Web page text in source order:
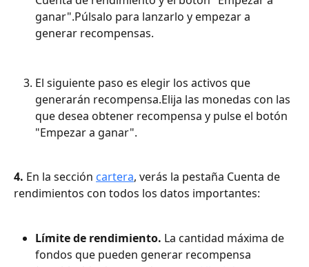
ganar".Púlsalo para lanzarlo y empezar a
generar recompensas.
El siguiente paso es elegir los activos que
generarán recompensa.Elija las monedas con las
que desea obtener recompensa y pulse el botón
"Empezar a ganar".
4. En la sección cartera, verás la pestaña Cuenta de
rendimientos con todos los datos importantes:
Límite de rendimiento. La cantidad máxima de
fondos que pueden generar recompensa